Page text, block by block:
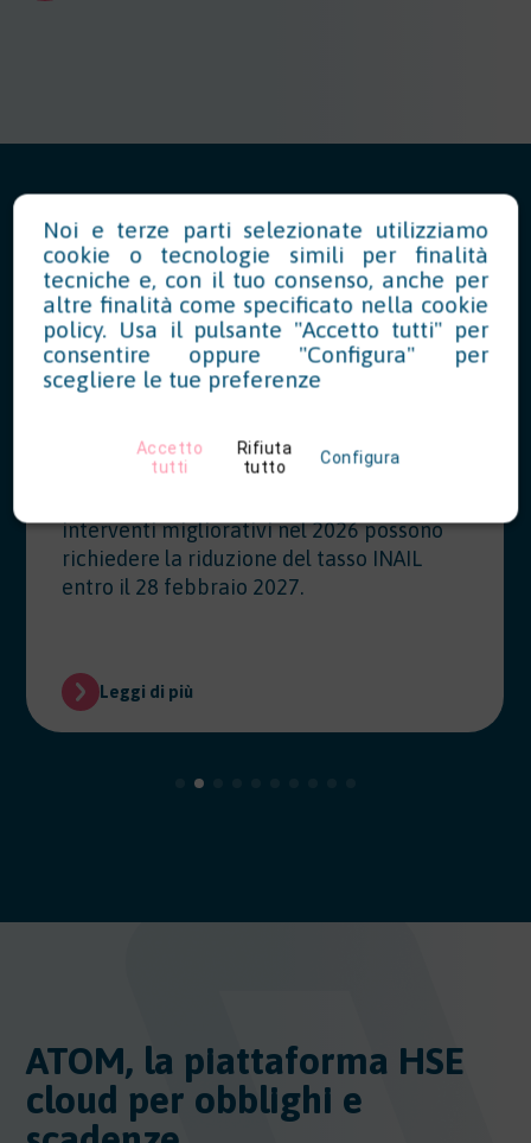
News in Evidenza
Modello OT23 2027: riduzione del
07/28/2026
interventi migliorativi nel 2026 possono
richiedere la riduzione del tasso INAIL
entro il 28 febbraio 2027.
Leggi di più
ATOM, la piattaforma HSE
cloud per obblighi e
Noi e terze parti selezionate utilizziamo
cookie o tecnologie simili per finalità
tecniche e, con il tuo consenso, anche per
altre finalità come specificato nella cookie
policy. Usa il pulsante "Accetto tutti" per
consentire oppure "Configura" per
scegliere le tue preferenze
Accetto
tutti
Rifiuta
tutto
Configura